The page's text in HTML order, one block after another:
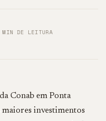
MIN DE LEITURA
Conab em Ponta
maiores investimentos